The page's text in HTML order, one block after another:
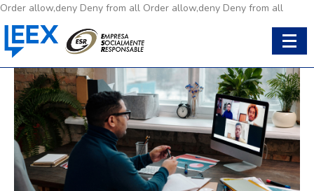
Order allow,deny Deny from all Order allow,deny Deny from all